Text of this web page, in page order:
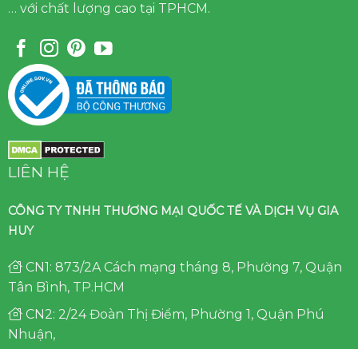
… với chất lượng cao tại TPHCM.
LIÊN HỆ
CÔNG TY TNHH THƯƠNG MẠI QUỐC TẾ VÀ DỊCH VỤ GIA
HUY
CN1: 873/2A Cách mạng tháng 8, Phường 7, Quận
Tân Bình, TP.HCM
CN2: 2/24 Đoàn Thị Điểm, Phường 1, Quận Phú
Nhuận,